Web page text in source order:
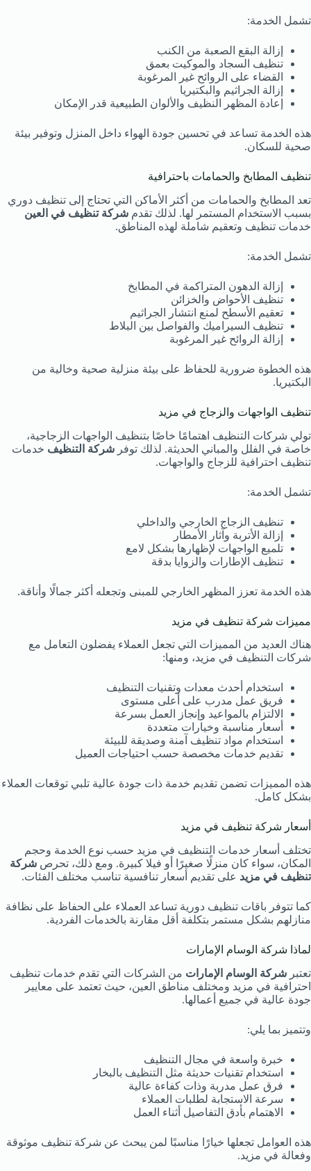
تشمل الخدمة:
إزالة البقع الصعبة من الكنب
تنظيف السجاد والموكيت بعمق
القضاء على الروائح غير المرغوبة
إزالة الجراثيم والبكتيريا
إعادة المظهر النظيف والألوان الطبيعية قدر الإمكان
هذه الخدمة تساعد في تحسين جودة الهواء داخل المنزل وتوفير بيئة
صحية للسكان.
تنظيف المطابخ والحمامات باحترافية
تعد المطابخ والحمامات من أكثر الأماكن التي تحتاج إلى تنظيف دوري
بسبب الاستخدام المستمر لها. لذلك تقدم شركة تنظيف في العين
خدمات تنظيف وتعقيم شاملة لهذه المناطق.
تشمل الخدمة:
إزالة الدهون المتراكمة في المطابخ
تنظيف الأحواض والخزائن
تعقيم الأسطح لمنع انتشار الجراثيم
تنظيف السيراميك والفواصل بين البلاط
إزالة الروائح غير المرغوبة
هذه الخطوة ضرورية للحفاظ على بيئة منزلية صحية وخالية من
البكتيريا.
تنظيف الواجهات والزجاج في مزيد
تولي شركات التنظيف اهتمامًا خاصًا بتنظيف الواجهات الزجاجية،
خاصة في الفلل والمباني الحديثة. لذلك توفر شركة التنظيف خدمات
تنظيف احترافية للزجاج والواجهات.
تشمل الخدمة:
تنظيف الزجاج الخارجي والداخلي
إزالة الأتربة وآثار الأمطار
تلميع الواجهات لإظهارها بشكل لامع
تنظيف الإطارات والزوايا بدقة
هذه الخدمة تعزز المظهر الخارجي للمبنى وتجعله أكثر جمالًا وأناقة.
مميزات شركة تنظيف في مزيد
هناك العديد من المميزات التي تجعل العملاء يفضلون التعامل مع
شركات التنظيف في مزيد، ومنها:
استخدام أحدث معدات وتقنيات التنظيف
فريق عمل مدرب على أعلى مستوى
الالتزام بالمواعيد وإنجاز العمل بسرعة
أسعار مناسبة وخيارات متعددة
استخدام مواد تنظيف آمنة وصديقة للبيئة
تقديم خدمات مخصصة حسب احتياجات العميل
هذه المميزات تضمن تقديم خدمة ذات جودة عالية تلبي توقعات العملاء
بشكل كامل.
أسعار شركة تنظيف في مزيد
تختلف أسعار خدمات التنظيف في مزيد حسب نوع الخدمة وحجم
المكان، سواء كان منزلًا صغيرًا أو فيلا كبيرة. ومع ذلك، تحرص شركة
تنظيف في مزيد على تقديم أسعار تنافسية تناسب مختلف الفئات.
كما تتوفر باقات تنظيف دورية تساعد العملاء على الحفاظ على نظافة
منازلهم بشكل مستمر بتكلفة أقل مقارنة بالخدمات الفردية.
لماذا شركة الوسام الإمارات
تعتبر شركة الوسام الإمارات من الشركات التي تقدم خدمات تنظيف
احترافية في مزيد ومختلف مناطق العين، حيث تعتمد على معايير
جودة عالية في جميع أعمالها.
وتتميز بما يلي:
خبرة واسعة في مجال التنظيف
استخدام تقنيات حديثة مثل التنظيف بالبخار
فرق عمل مدربة وذات كفاءة عالية
سرعة الاستجابة لطلبات العملاء
الاهتمام بأدق التفاصيل أثناء العمل
هذه العوامل تجعلها خيارًا مناسبًا لمن يبحث عن شركة تنظيف موثوقة
وفعالة في مزيد.